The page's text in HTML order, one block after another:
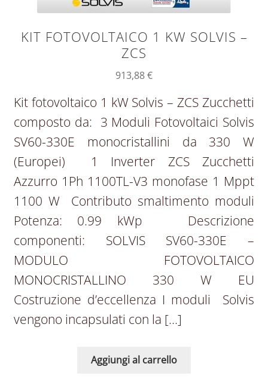
KIT FOTOVOLTAICO 1 KW SOLVIS –
ZCS
913,88€
Kit fotovoltaico 1 kW Solvis – ZCS Zucchetti
composto da: 3 Moduli Fotovoltaici Solvis
SV60-330E monocristallini da 330 W
(Europei) 1 Inverter ZCS Zucchetti
Azzurro 1Ph 1100TL-V3 monofase 1 Mppt
1100 W Contributo smaltimento moduli
Potenza: 0.99 kWp Descrizione
componenti: SOLVIS SV60-330E –
MODULO FOTOVOLTAICO
MONOCRISTALLINO 330 W EU
Costruzione d’eccellenza I moduli Solvis
vengono incapsulati con la […]
Aggiungi al carrello